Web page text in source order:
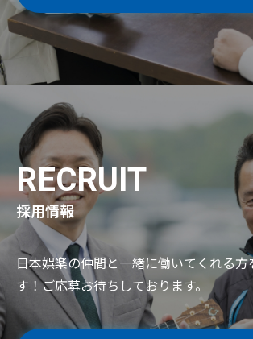
RECRUIT
採用情報
日本娯楽の仲間と一緒に働いてくれる
す！ご応募お待ちしております。